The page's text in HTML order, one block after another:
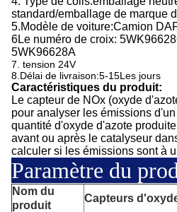
standard/emballage de marque
5.Modèle de voiture:Camion
6Le numéro de croix:
5WK96628A
7. tension 24V
8. Délai de livraison:5-15Les jours
Caractéristiques du produit:
Le capteur de NOx (oxyde
pour analyser les émissions
quantité d'oxyde d'azote
avant ou après le catalyseur
calculer si les émissions sont à
Paramètre du
Nom du
produit
Capteurs